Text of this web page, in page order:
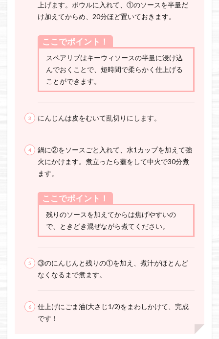
上げます。ボウルに入れて、①のソースを半量だ
け加えてからめ、20分ほど置いておきます。
ここでポイント！
スペアリブはキーウィソースの半量に浸け込
んでおくことで、短時間で柔らかく仕上げる
ことができます。
にんじんは皮をむいて乱切りにします。
鍋に②をソースごと入れて、水1カップを加えて強
火にかけます。煮立ったら蓋をして中火で30分煮
ます。
ここでポイント！
残りのソースを加えてからは焦げやすいの
で、ときどき混ぜながら煮てください。
③のにんじんと残りの①を加え、煮汁がほとんど
なくなるまで煮ます。
仕上げにごま油(大さじ1/2)をまわしかけて、完成
です！